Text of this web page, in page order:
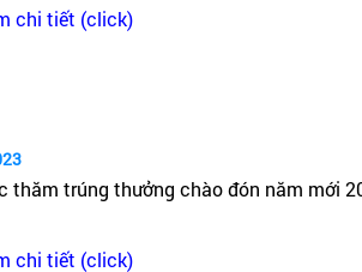
chi tiết (click)
thăm trúng thưởng chào đón năm mới
chi tiết (click)